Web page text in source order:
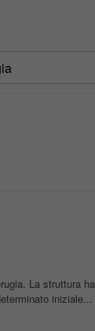
La struttura ha
iniziale...